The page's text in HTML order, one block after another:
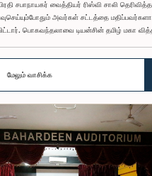
சபாநாயகர் வைத்தியர் ரிஸ்வி சாலி
அவர்கள் சட்டத்தை
பொகவந்தலாவை டியன்சின் தமிழ் மகா
இதனைத் தெரிவித்தார்.பொகவந்தலாவை
நடவடிக்கைகள் தொடர்பான
புரிதலையும் வழங்கும் நோக்கில்
திணைக்களம் மற்றும் கல்வி
செய்திருந்தன.இங்கு மேலும் உரையாற்றிய
ஒழுக்கத்திற்கு முன்னுரிமையளிக்க
மதிப்பளித்து கஷ்டத்தை உணர்ந்து
செலுத்த வேண்டும் என்றும்
பிரதித் தவிசாளர் ஹேமாலி வீரசேகர
மேலும் வாசிக்க